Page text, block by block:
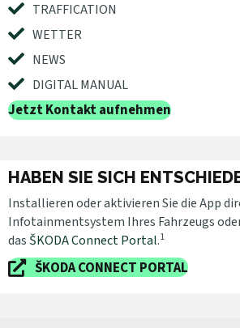
TRAFFICATION
WETTER
NEWS
DIGITAL MANUAL
Jetzt Kontakt aufnehmen
HABEN SIE SICH
Installieren oder aktivieren Sie die App
Infotainmentsystem Ihres Fahrzeugs
dasŠKODA Connect Portal.1
ŠKODA CONNECT PORTAL